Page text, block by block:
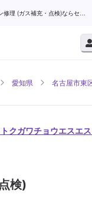
理 (ガス補充・点検)ならセル
愛知県 名古屋市東
クガワチョウエスエ
検)